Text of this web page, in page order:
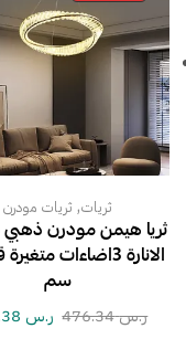
ثريات, ثريات مودرن
ثريا هيمن مودرن
سم
ر.س476.34 ر.س